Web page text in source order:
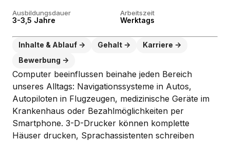
Ausbildungsdauer
3-3,5 Jahre
Arbeitszeit
Werktags
Inhalte & Ablauf Gehalt
Karriere
Bewerbung
Computer beeinflussen beinahe jeden Bereich
unseres Alltags: Navigationssysteme in Autos,
Autopiloten in Flugzeugen, medizinische Geräte im
Krankenhaus oder Bezahlmöglichkeiten per
Smartphone. 3-D-Drucker können komplette
Häuser drucken, Sprachassistenten schreiben